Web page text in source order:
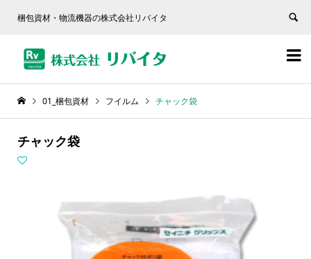
梱包資材・物流機器の株式会社リバイタ


01_梱包資材 フイルム チャック袋
チャック袋